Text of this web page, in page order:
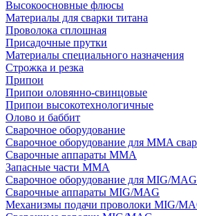
Высокоосновные флюсы
Материалы для сварки титана
Проволока сплошная
Присадочные прутки
Материалы специального назначения
Строжка и резка
Припои
Припои оловянно-свинцовые
Припои высокотехнологичные
Олово и баббит
Сварочное оборудование
Сварочное оборудование для MMA
Сварочные аппараты MMA
Запасные части MMA
Сварочное оборудование для MIG/
Сварочные аппараты MIG/MAG
Механизмы подачи проволоки MIG/